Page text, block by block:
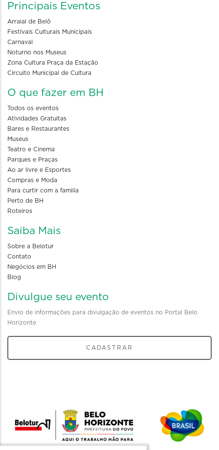
Principais Eventos
Arraial de Belô
Festivais Culturais Municipais
Carnaval
Noturno nos Museus
Zona Cultura Praça da Estação
Circuito Municipal de Cultura
O que fazer em BH
Todos os eventos
Atividades Gratuitas
Bares e Restaurantes
Museus
Teatro e Cinema
Parques e Praças
Ao ar livre e Esportes
Compras e Moda
Para curtir com a familia
Perto de BH
Roteiros
Saiba Mais
Sobre a Belotur
Contato
Negócios em BH
Blog
Divulgue seu evento
Envio de informações para divulgação de eventos no Portal Belo
Horizonte
CADASTRAR